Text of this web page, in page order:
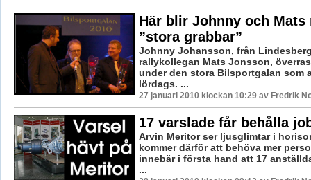
Här blir Johnny och
”stora grabbar”
Johnny Johansson, från
rallykollegan Mats Jonsson,
under den stora Bilsportgalan som
lördags. ...
27 januari 2010 klockan 10:29 av Fredrik
17 varslade får behålla
Arvin Meritor ser ljusglimtar i
kommer därför att behöva mer
innebär i första hand att 17
...